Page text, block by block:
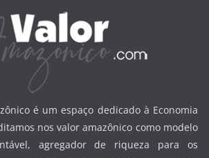
é um espaço dedicado à Economia
nos valor amazônico como modelo
agregador de riqueza para os